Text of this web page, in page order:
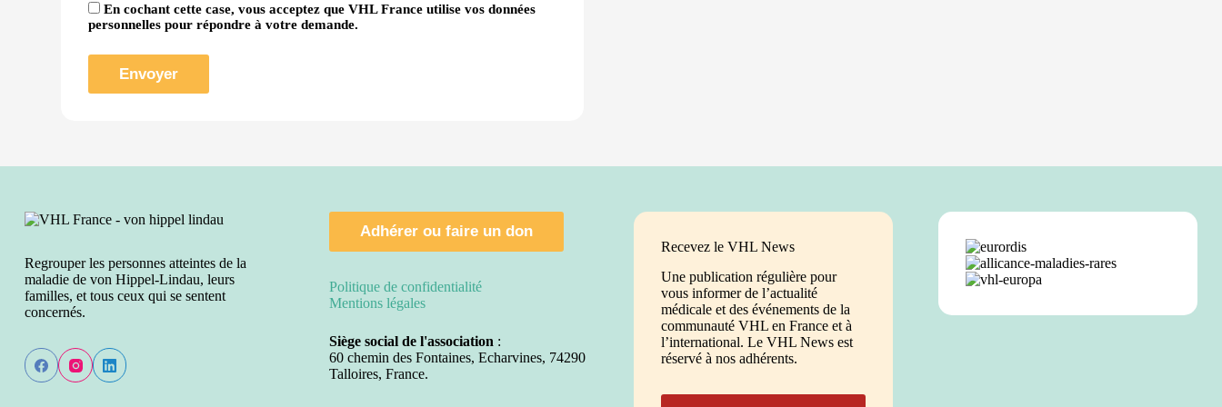
En cochant cette case, vous acceptez que VHL France utilise vos données
personnelles pour répondre à votre demande.
Regrouper les personnes atteintes de la
maladie de von Hippel-Lindau, leurs
familles, et tous ceux qui se sentent
concernés.
Adhérer ou faire un don
Politique de confidentialité
Mentions légales
Siège social de l'association :
60 chemin des Fontaines, Echarvines, 74290
Talloires, France.
Recevez le VHL News
Une publication régulière pour
vous informer de l’actualité
médicale et des événements de la
communauté VHL en France et à
l’international. Le VHL News est
réservé à nos adhérents.